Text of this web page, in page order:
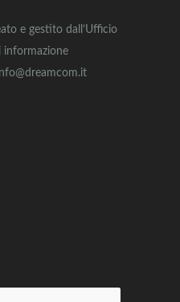
e gestito dall’Ufficio
informazione